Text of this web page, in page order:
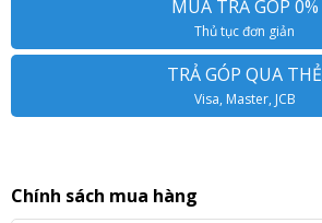
MUA TRẢ GÓP 0%
Thủ tục đơn giản
TRẢ GÓP QUA THẺ
Visa, Master, JCB
Chính sách mua hàng